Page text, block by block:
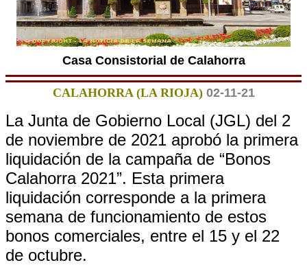
Casa Consistorial de Calahorra
CALAHORRA (LA RIOJA) 02-11-21
La Junta de Gobierno Local (JGL) del 2
de noviembre de 2021 aprobó la primera
liquidación de la campaña de “Bonos
Calahorra 2021”. Esta primera
liquidación corresponde a la primera
semana de funcionamiento de estos
bonos comerciales, entre el 15 y el 22
de octubre.